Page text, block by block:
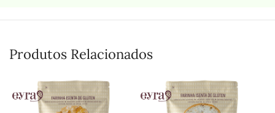
Produtos Relacionados